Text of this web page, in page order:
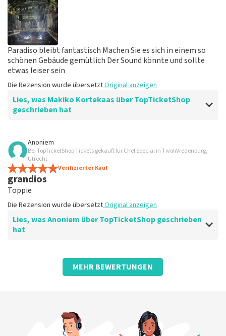
Paradiso bleibt fantastisch Machen Sie es sich in einem so
schönen Gebäude gemütlich Der Sound könnte und sollte
etwas leiser sein
Die Rezension wurde übersetztOriginal anzeigen
Lies, was Makiko Kortekaas über TopTicketShop
geschrieben hat
Bewertung von Makiko Kortekaas über
Einfach und organisiert, könnte die
Kommunikation etwas schärfer sein
Die Kommunikation könnte für mich schärfer sein, zum
Beispiel hätte der Eintritt für Paradiso im Voraus
enthalten oder optional auch als Ticketkauf
angerechnet werden können Eine Erwähnung wäre
nett
Die Rezension wurde übersetzt
Anoniem
Bei TopTicketShop Tickets gekauft für Chef Special in TivoliVredenburg,
Utrecht
Verifizierter Kauf
grandios
Toppie
Die Rezension wurde übersetztOriginal anzeigen
Lies, was Anoniem über TopTicketShop geschrieben
hat
Bewertung von Anoniem überTopTicketShop
MEHR BEWERTUNGEN